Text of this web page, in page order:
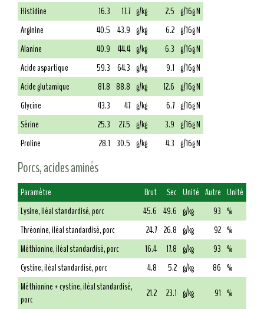
Histidine
16.3 17.7 g/kg 2.5 g/16g N
Arginine
40.5 43.9 g/kg 6.2 g/16g N
Alanine
40.9 44.4 g/kg 6.3 g/16g N
Acide aspartique
59.3 64.3 g/kg 9.1 g/16g N
Acide glutamique
81.8 88.8 g/kg 12.6 g/16g N
Glycine
43.3 47 g/kg 6.7 g/16g N
Sérine
25.3 27.5 g/kg 3.9 g/16g N
Proline
28.1 30.5 g/kg 4.3 g/16g N
Porcs, acides aminés
Paramètre Brut Sec Unité Autre Unité
Lysine, iléal standardisé, porc
45.6 49.6 g/kg 93 %
Thréonine, iléal standardisé, porc
24.7 26.8 g/kg 92 %
Méthionine, iléal standardisé, porc
16.4 17.8 g/kg 93 %
Cystine, iléal standardisé, porc
4.8 5.2 g/kg 86 %
Méthionine + cystine, iléal standardisé,
porc
21.2 23.1 g/kg 91 %